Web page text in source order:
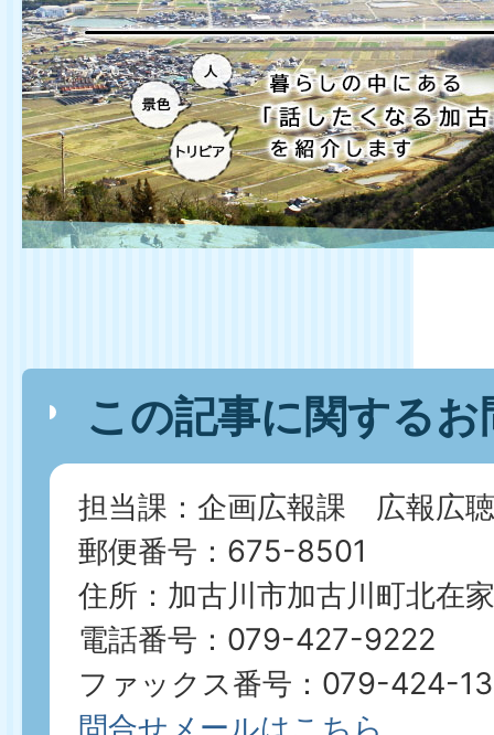
この記事に関する
担当課：企画広報課 広報広
郵便番号：675-8501
住所：加古川市加古川町北在
電話番号：079-427-9222
ファックス番号：079-424-
問合せメールはこちら